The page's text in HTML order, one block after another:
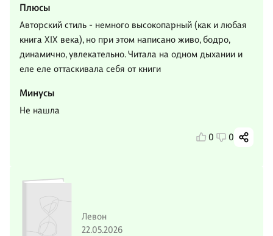
Плюсы
Авторский стиль - немного высокопарный (как и любая
книга XIX века), но при этом написано живо, бодро,
динамично, увлекательно. Читала на одном дыхании и
еле еле оттаскивала себя от книги
Минусы
Не нашла
0 0
Левон
22.05.2026